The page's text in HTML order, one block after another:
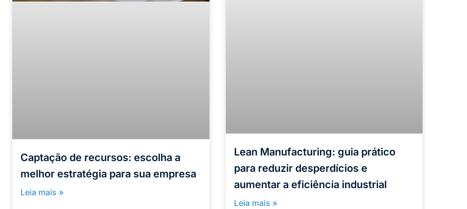
Captação de recursos: escolha a
melhor estratégia para sua empresa
Leia mais »
Lean Manufacturing: guia prático
para reduzir desperdícios e
aumentar a eficiência industrial
Leia mais »